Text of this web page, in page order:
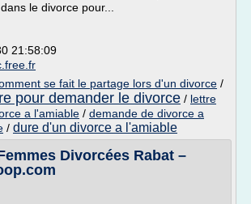
le divorce pour...
21:58:09
se fait le partage lors d'un divorce /
pour demander le divorce / lettre
a l'amiable / demande de divorce a
/ dure d'un divorce a l'amiable
Divorcées Rabat –